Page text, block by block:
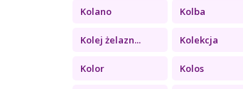
Kolano Kolba
Kolej żelazn... Kolekcja
Kolor Kolos